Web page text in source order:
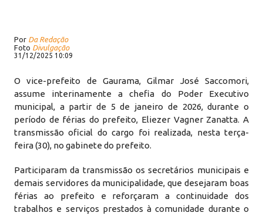
Por Da Redação
Foto Divulgação
31/12/2025 10:09
O vice-prefeito de Gaurama, Gilmar José Saccomori,
assume interinamente a chefia do Poder Executivo
municipal, a partir de 5 de janeiro de 2026, durante o
período de férias do prefeito, Eliezer Vagner Zanatta. A
transmissão oficial do cargo foi realizada, nesta terça-
feira (30), no gabinete do prefeito.
Participaram da transmissão os secretários municipais e
demais servidores da municipalidade, que desejaram boas
férias ao prefeito e reforçaram a continuidade dos
trabalhos e serviços prestados à comunidade durante o